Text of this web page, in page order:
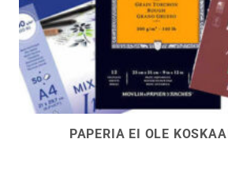
PAPERIA EI OLE